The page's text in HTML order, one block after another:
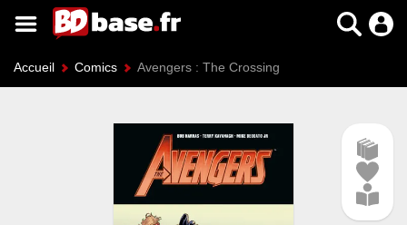
Accueil Comics Avengers : The Crossing